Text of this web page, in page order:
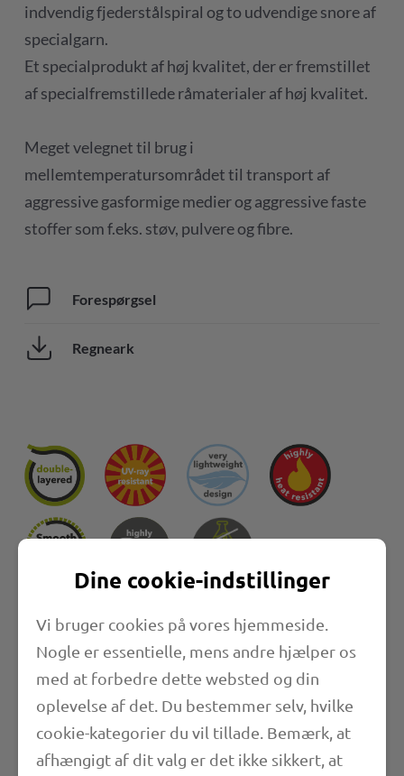
indvendig fjederstålspiral og to udvendige snore af
specialgarn.
Et specialprodukt af høj kvalitet, der er fremstillet
af specialfremstillede råmaterialer af høj kvalitet.
Meget velegnet til brug i
mellemtemperatursområdet til transport af
aggressive gasformige medier og aggressive faste
stoffer som f.eks. støv, pulvere og fibre.
Forespørgsel
Regneark
Egenskaber
Længde
Dine cookie-indstillinger
Vi bruger cookies på vores hjemmeside.
Nogle er essentielle, mens andre hjælper os
med at forbedre dette websted og din
oplevelse af det. Du bestemmer selv, hvilke
cookie-kategorier du vil tillade. Bemærk, at
afhængigt af dit valg er det ikke sikkert, at